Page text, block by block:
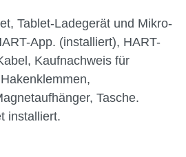
Tablet-Ladegerät und Mikro-
App. (installiert), HART-
Kaufnachweis für
Tasche.
installiert.